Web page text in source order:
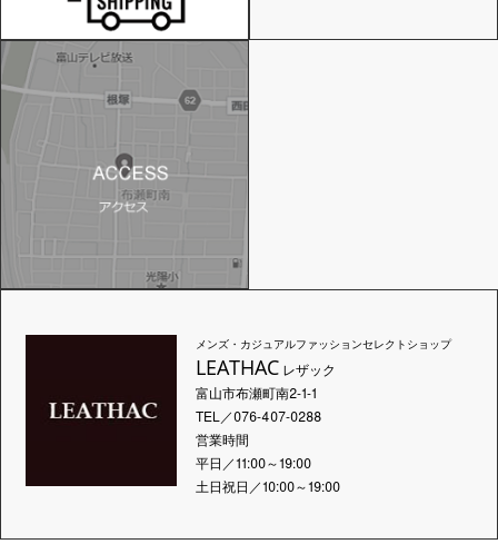
メンズ・カジュアルファッションセレクトショップ
LEATHACレザック
富山市布瀬町南2-1-1
TEL／076-407-0288
営業時間
平日／11:00～19:00
土日祝日／10:00～19:00